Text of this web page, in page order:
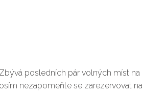
posledních pár volných míst na
nezapomeňte se zarezervovat